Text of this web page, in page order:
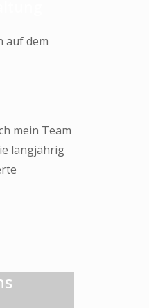
auf dem
mein Team
langjährig